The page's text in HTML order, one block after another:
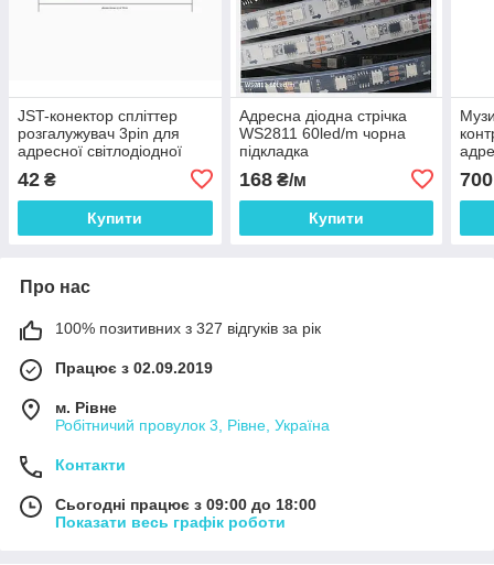
JST-конектор спліттер
розгалужувач 3pin для
адресної світлодіодної
стрічки WS2811, WS2812b,
WS2813
42 ₴
Купити
Адресна діодна стрічка
WS2811 60led/m чорна
підкладка
168₴/м
Купити
700
Про нас
100% позитивних з 327 відгуків за рік
Працює з 02.09.2019
м. Рівне
Робітничий провулок 3, Рівне, Україна
Контакти
Сьогодні працює з 09:00 до 18:00
Показати весь графік роботи